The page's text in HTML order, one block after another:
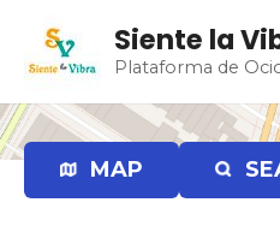
t
a
r
Siente la
Plataforma de
MAP